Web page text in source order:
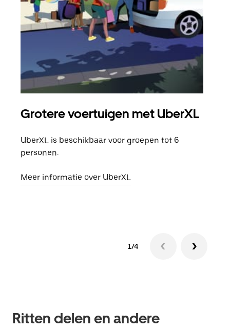
Grotere voertuigen met UberXL
UberXL is beschikbaar voor groepen tot 6
personen.
Meer informatie over UberXL
1/4
Ritten delen en andere